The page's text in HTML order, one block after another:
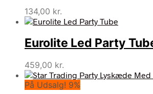
134,00 kr.
Eurolite Led Party
459,00 kr.
På Udsalg! 9%